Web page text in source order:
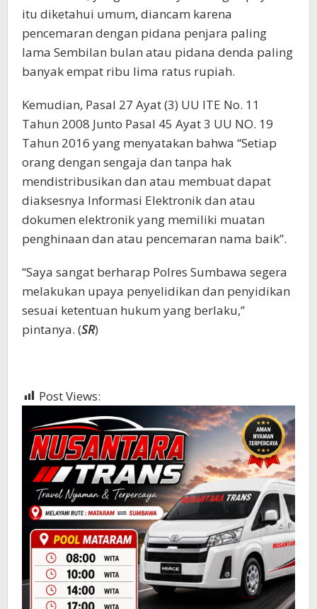
itu diketahui umum, diancam karena
pencemaran dengan pidana penjara paling
lama Sembilan bulan atau pidana denda paling
banyak empat ribu lima ratus rupiah.
Kemudian, Pasal 27 Ayat (3) UU ITE No. 11
Tahun 2008 Junto Pasal 45 Ayat 3 UU NO. 19
Tahun 2016 yang menyatakan bahwa “Setiap
orang dengan sengaja dan tanpa hak
mendistribusikan dan atau membuat dapat
diaksesnya Informasi Elektronik dan atau
dokumen elektronik yang memiliki muatan
penghinaan dan atau pencemaran nama baik”.
“Saya sangat berharap Polres Sumbawa segera
melakukan upaya penyelidikan dan penyidikan
sesuai ketentuan hukum yang berlaku,”
pintanya. (SR)
Post Views: